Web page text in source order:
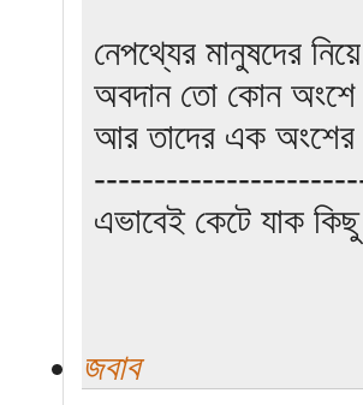
নেপথ্যের মানুষদের
অবদান তো কোন অংশে
আর তাদের এক অংশের
এভাবেই কেটে যাক
জবাব